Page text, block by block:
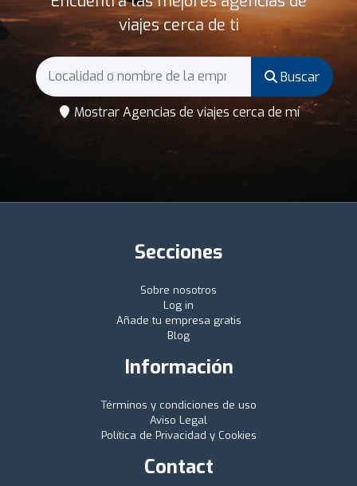
viajes cerca de ti
Buscar
Mostrar Agencias de viajes cerca de mí
Secciones
Sobre nosotros
Log in
Añade tu empresa gratis
Blog
Información
Términos y condiciones de uso
Aviso Legal
Política de Privacidad y Cookies
Contact